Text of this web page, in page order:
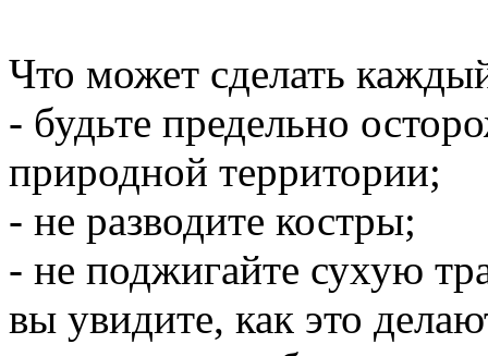
Что может сделать
- будьте предельно
природной территории;
- не разводите костры;
- не поджигайте сухую
вы увидите, как это